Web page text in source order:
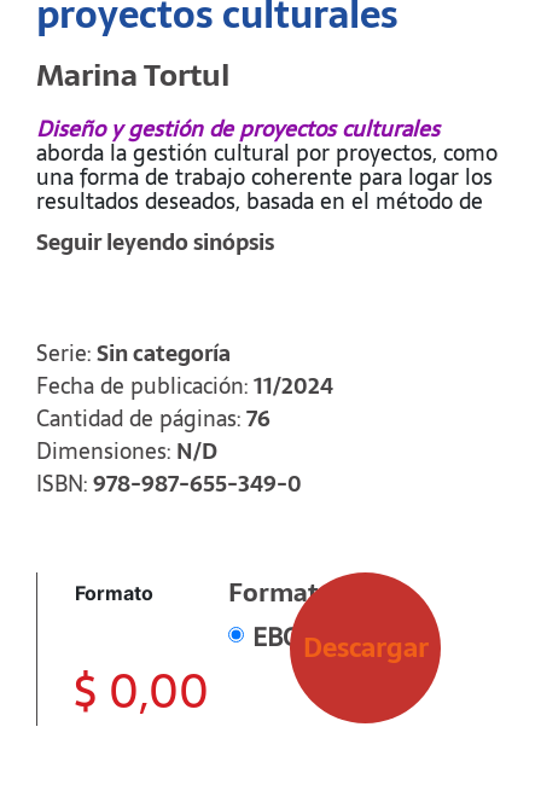
proyectos culturales
Marina Tortul
Diseño y gestión de proyectos culturales
aborda la gestión cultural por proyectos, como
una forma de trabajo coherente para logar los
resultados deseados, basada en el método de
Roselló Cerezuela (2007) y del Consejo
Nacional de la Cultura y las Artes de Chile
Finalmente se presenta una guía práctica para
iniciar un proyecto propio.
Seguir leyendo sinópsis
Serie:Sin categoría
Fecha de publicación:11/2024
Cantidad de páginas:76
Dimensiones: N/D
ISBN:978-987-655-349-0
Formato
Formato
EBOOK
$ 0,00
Descargar